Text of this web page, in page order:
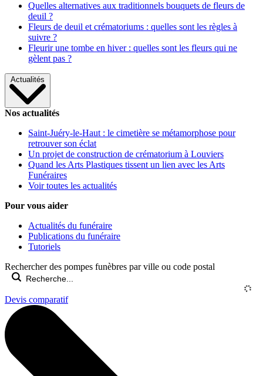
Quelles alternatives aux traditionnels bouquets de fleurs de
deuil ?
Fleurs de deuil et crématoriums : quelles sont les règles à
suivre ?
Fleurir une tombe en hiver : quelles sont les fleurs qui ne
gèlent pas ?
Actualités
Nos actualités
Saint-Juéry-le-Haut : le cimetière se métamorphose pour
retrouver son éclat
Un projet de construction de crématorium à Louviers
Quand les Arts Plastiques tissent un lien avec les Arts
Funéraires
Voir toutes les actualités
Pour vous aider
Actualités du funéraire
Publications du funéraire
Tutoriels
Rechercher des pompes funèbres par ville ou code postal
Devis comparatif